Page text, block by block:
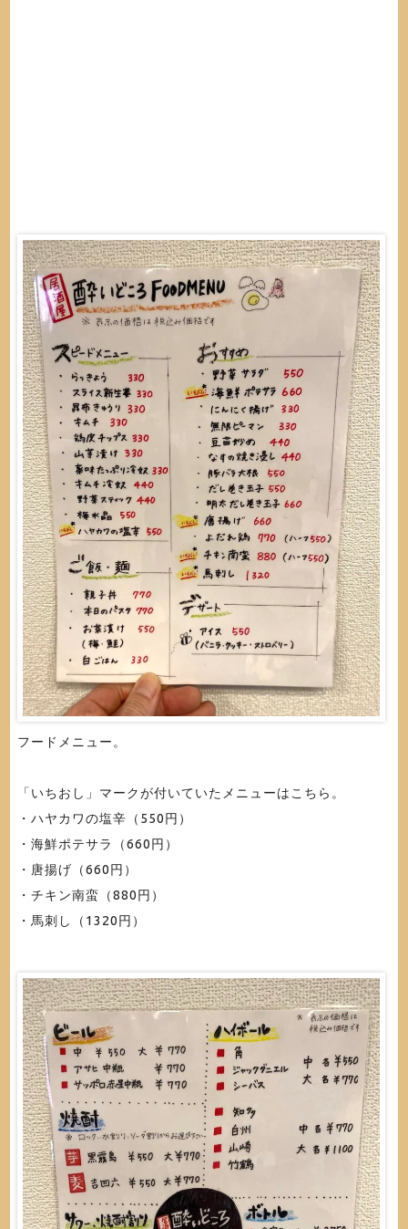
フードメニュー。
「いちおし」マークが付いていたメニューはこちら。
・ハヤカワの塩辛（550円）
・海鮮ポテサラ（660円）
・唐揚げ（660円）
・チキン南蛮（880円）
・馬刺し（1320円）